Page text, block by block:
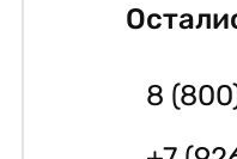
8